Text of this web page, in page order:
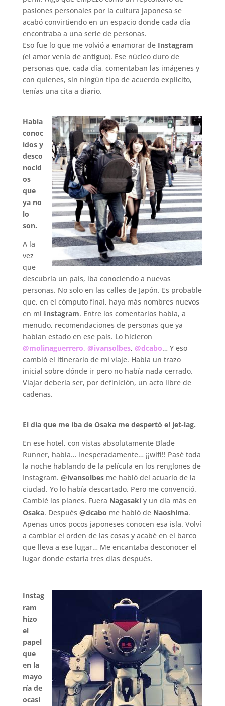
pasiones personales por la cultura japonesa se
acabó convirtiendo en un espacio donde cada día
encontraba a una serie de personas.
Eso fue lo que me volvió a enamorar de Instagram
(el amor venía de antiguo). Ese núcleo duro de
personas que, cada día, comentaban las imágenes y
con quienes, sin ningún tipo de acuerdo explícito,
tenías una cita a diario.
Había
conoc
idos y
desco
nocid
os
que
ya no
lo
son.
A la
vez
que
descubría un país, iba conociendo a nuevas
personas. No solo en las calles de Japón. Es probable
que, en el cómputo final, haya más nombres nuevos
en mi Instagram. Entre los comentarios había, a
menudo, recomendaciones de personas que ya
habían estado en ese país. Lo hicieron
@molinaguerrero, @ivansolbes, @dcabo… Y eso
cambió el itinerario de mi viaje. Había un trazo
inicial sobre dónde ir pero no había nada cerrado.
Viajar debería ser, por definición, un acto libre de
cadenas.
El día que me iba de Osaka me despertó el jet-lag.
En ese hotel, con vistas absolutamente Blade
Runner, había… inesperadamente… ¡¡wifi!! Pasé toda
la noche hablando de la película en los renglones de
Instagram. @ivansolbesme habló del acuario de la
ciudad. Yo lo había descartado. Pero me convenció.
Cambié los planes. Fuera Nagasakiy un día más en
Osaka. Después @dcabo me habló de Naoshima.
Apenas unos pocos japoneses conocen esa isla. Volví
a cambiar el orden de las cosas y acabé en el barco
que lleva a ese lugar… Me encantaba desconocer el
lugar donde estaría tres días después.
Instag
ram
hizo
el
papel
que
en la
mayo
ría de
ocasi